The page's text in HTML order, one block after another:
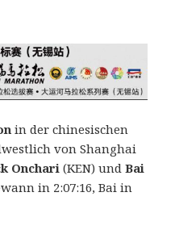
in der chinesischen
von Shanghai
Onchari (KEN) undBai
in 2:07:16, Bai in
(CHN) am 19. März